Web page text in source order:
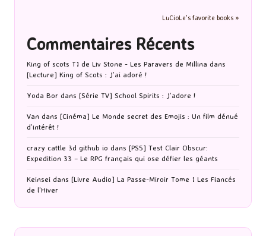
LuCioLe's favorite books »
Commentaires Récents
King of scots T1 de Liv Stone - Les Paravers de Millina dans
[Lecture] King of Scots : J’ai adoré !
Yoda Bor dans [Série TV] School Spirits : J’adore !
Van dans [Cinéma] Le Monde secret des Emojis : Un film dénué
d’intérêt !
crazy cattle 3d github io dans [PS5] Test Clair Obscur:
Expedition 33 – Le RPG français qui ose défier les géants
Keinsei dans [Livre Audio] La Passe-Miroir Tome 1 Les Fiancés
de l’Hiver